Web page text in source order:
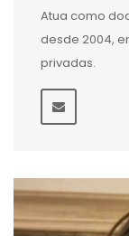
Atua como
desde 2004,
privadas.